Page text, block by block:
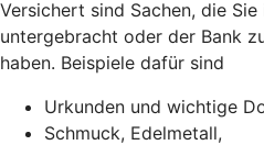
Versichert sind Sachen, die
untergebracht oder der Bank
haben. Beispiele dafür sind
Urkunden und wichtige
Schmuck, Edelmetall,